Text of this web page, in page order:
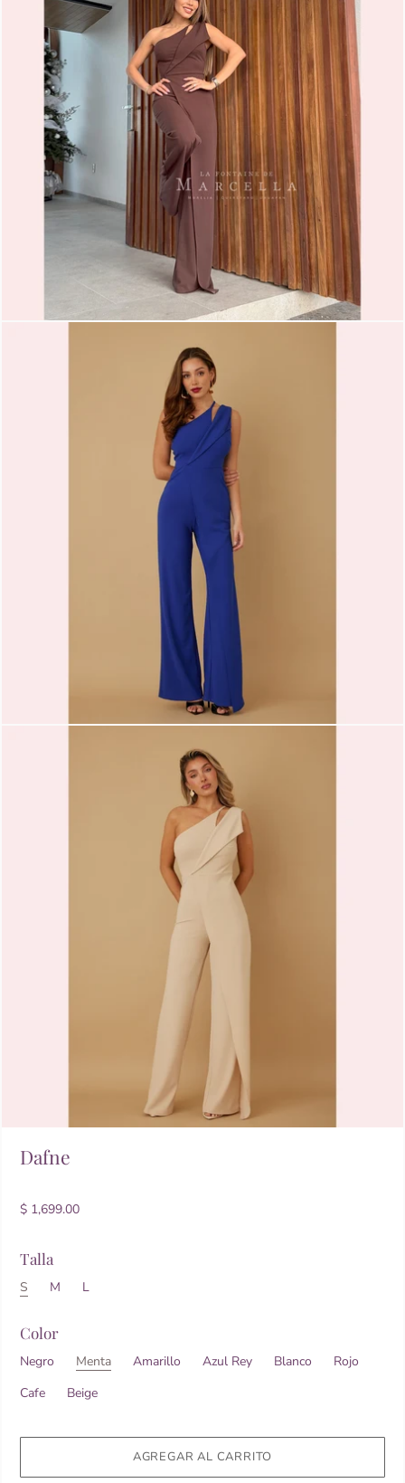
Dafne
$ 1,699.00
Talla
S M L
Color
Negro Menta Amarillo Azul Rey Blanco
Rojo
Cafe
Beige